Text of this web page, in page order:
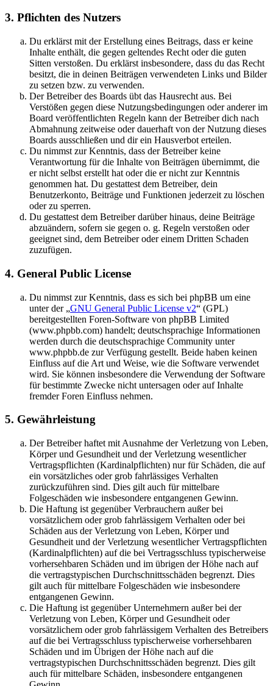
3. Pflichten des Nutzers
Du erklärst mit der Erstellung eines Beitrags, dass er keine
Inhalte enthält, die gegen geltendes Recht oder die guten
Sitten verstoßen. Du erklärst insbesondere, dass du das Recht
besitzt, die in deinen Beiträgen verwendeten Links und Bilder
zu setzen bzw. zu verwenden.
Der Betreiber des Boards übt das Hausrecht aus. Bei
Verstößen gegen diese Nutzungsbedingungen oder anderer im
Board veröffentlichten Regeln kann der Betreiber dich nach
Abmahnung zeitweise oder dauerhaft von der Nutzung dieses
Boards ausschließen und dir ein Hausverbot erteilen.
Du nimmst zur Kenntnis, dass der Betreiber keine
Verantwortung für die Inhalte von Beiträgen übernimmt, die
er nicht selbst erstellt hat oder die er nicht zur Kenntnis
genommen hat. Du gestattest dem Betreiber, dein
Benutzerkonto, Beiträge und Funktionen jederzeit zu löschen
oder zu sperren.
Du gestattest dem Betreiber darüber hinaus, deine Beiträge
abzuändern, sofern sie gegen o. g. Regeln verstoßen oder
geeignet sind, dem Betreiber oder einem Dritten Schaden
zuzufügen.
4. General Public License
Du nimmst zur Kenntnis, dass es sich bei phpBB um eine
unter der „GNU General Public License v2“ (GPL)
bereitgestellten Foren-Software von phpBB Limited
(www.phpbb.com) handelt; deutschsprachige Informationen
werden durch die deutschsprachige Community unter
www.phpbb.de zur Verfügung gestellt. Beide haben keinen
Einfluss auf die Art und Weise, wie die Software verwendet
wird. Sie können insbesondere die Verwendung der Software
für bestimmte Zwecke nicht untersagen oder auf Inhalte
fremder Foren Einfluss nehmen.
5. Gewährleistung
Der Betreiber haftet mit Ausnahme der Verletzung von Leben,
Körper und Gesundheit und der Verletzung wesentlicher
Vertragspflichten (Kardinalpflichten) nur für Schäden, die auf
ein vorsätzliches oder grob fahrlässiges Verhalten
zurückzuführen sind. Dies gilt auch für mittelbare
Folgeschäden wie insbesondere entgangenen Gewinn.
Die Haftung ist gegenüber Verbrauchern außer bei
vorsätzlichem oder grob fahrlässigem Verhalten oder bei
Schäden aus der Verletzung von Leben, Körper und
Gesundheit und der Verletzung wesentlicher Vertragspflichten
(Kardinalpflichten) auf die bei Vertragsschluss typischerweise
vorhersehbaren Schäden und im übrigen der Höhe nach auf
die vertragstypischen Durchschnittsschäden begrenzt. Dies
gilt auch für mittelbare Folgeschäden wie insbesondere
entgangenen Gewinn.
Die Haftung ist gegenüber Unternehmern außer bei der
Verletzung von Leben, Körper und Gesundheit oder
vorsätzlichem oder grob fahrlässigem Verhalten des Betreibers
auf die bei Vertragsschluss typischerweise vorhersehbaren
Schäden und im Übrigen der Höhe nach auf die
vertragstypischen Durchschnittsschäden begrenzt. Dies gilt
auch für mittelbare Schäden, insbesondere entgangenen